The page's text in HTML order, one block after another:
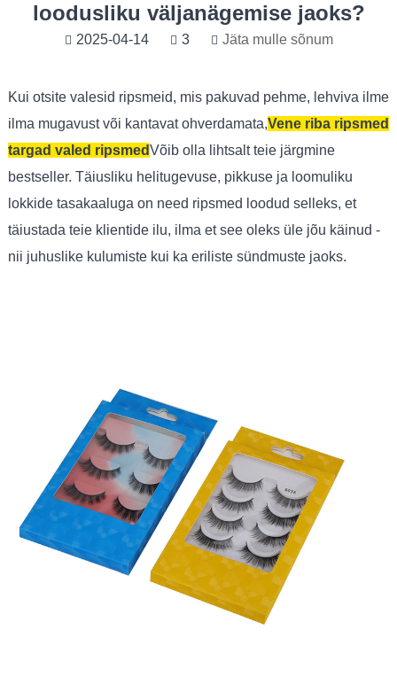
loodusliku väljanägemise jaoks?
2025-04-14 3 Jäta mulle sõnum
Kui otsite valesid ripsmeid, mis pakuvad pehme, lehviva ilme
ilma mugavust või kantavat ohverdamata,Vene riba ripsmed
targad valed ripsmedVõib olla lihtsalt teie järgmine
bestseller. Täiusliku helitugevuse, pikkuse ja loomuliku
lokkide tasakaaluga on need ripsmed loodud selleks, et
täiustada teie klientide ilu, ilma et see oleks üle jõu käinud -
nii juhuslike kulumiste kui ka eriliste sündmuste jaoks.